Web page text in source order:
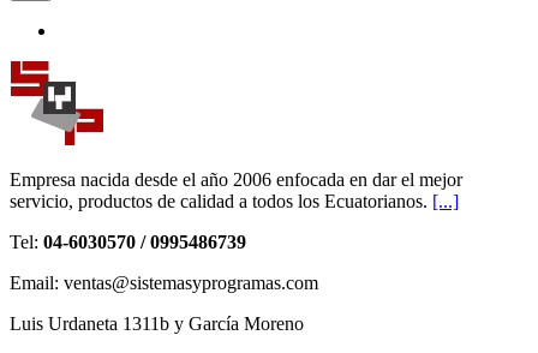
Empresa nacida desde el año 2006 enfocada en dar el mejor
servicio, productos de calidad a todos los Ecuatorianos. [...]
Tel: 04-6030570 / 0995486739
Email: ventas@sistemasyprogramas.com
Luis Urdaneta 1311b y García Moreno